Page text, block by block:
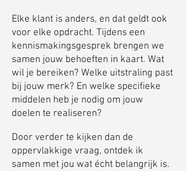
Elke klant is anders, en dat geldt ook
voor elke opdracht. Tijdens een
kennismakingsgesprek brengen we
samen jouw behoeften in kaart. Wat
wil je bereiken? Welke uitstraling past
bij jouw merk? En welke specifieke
middelen heb je nodig om jouw
doelen te realiseren?
Door verder te kijken dan de
oppervlakkige vraag, ontdek ik
samen met jou wat écht belangrijk is.